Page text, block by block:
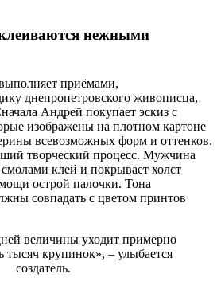
нежными
приёмами,
днепропетровского живописца,
Андрей покупает эскиз с
изображены на плотном картоне
всевозможных форм и оттенков.
творческий процесс. Мужчина
клей и покрывает холст
острой палочки. Тона
совпадать с цветом принтов
величины уходит примерно
тысяч крупинок», – улыбается
создатель.